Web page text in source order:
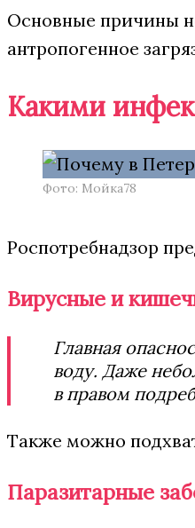
Основные причины
антропогенное
Какими
Фото: Мойка78
Роспотребнадзор
Вирусные и
Главная
воду. Даже
в правом
Также можно
Паразитарные